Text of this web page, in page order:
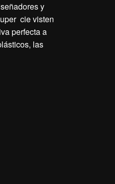
y
cie visten
perfecta a
las